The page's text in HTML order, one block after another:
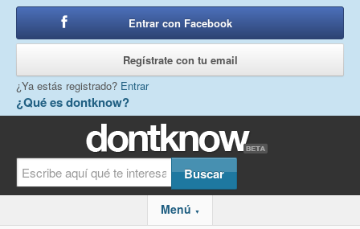
¿Qué es dontknow?
Entrar con Facebook
Regístrate con tu email
¿Ya estás registrado? Entrar
Menú ▼